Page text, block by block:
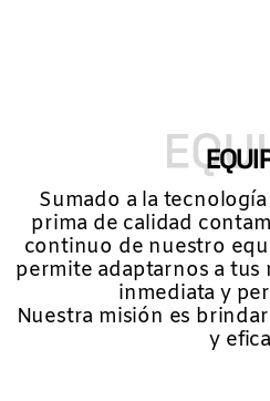
Sumado a la
prima de calidad
continuo de nuestro
permite adaptarnos a tus
inmediata y
Nuestra misión es
y